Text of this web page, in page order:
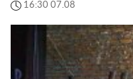
16:30 07.08